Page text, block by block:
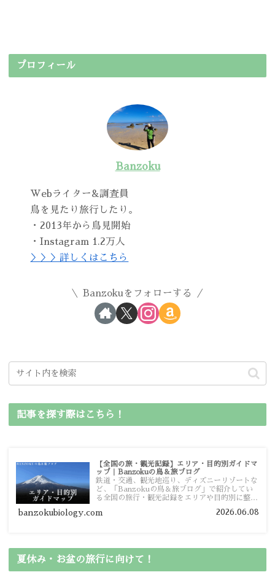
プロフィール
Banzoku
Webライター&調査員
鳥を見たり旅行したり。
・2013年から鳥見開始
・Instagram 1.2万人
＞＞＞詳しくはこちら
Banzokuをフォローする
記事を探す際はこちら！
【全国の旅・観光記録】エリア・目的別ガイドマ
ップ｜Banzokuの鳥＆旅ブログ
鉄道・交通、観光地巡り、ディズニーリゾートな
ど、「Banzokuの鳥＆旅ブログ」で紹介してい
る全国の旅行・観光記録をエリアや目的別に整理
ガイドマップからスムーズに見つけていただけま
banzokubiology.com 2026.06.08
夏休み・お盆の旅行に向けて！